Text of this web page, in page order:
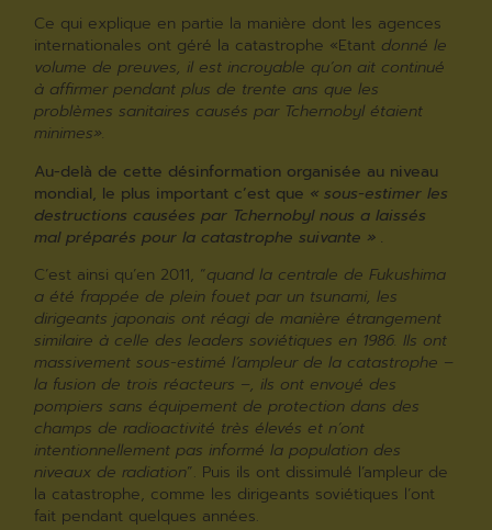
Ce qui explique en partie la manière dont les agences
internationales ont géré la catastrophe «Etant donné le
volume de preuves, il est incroyable qu’on ait continué
à affirmer pendant plus de trente ans que les
problèmes sanitaires causés par Tchernobyl étaient
minimes».
Au-delà de cette désinformation organisée au niveau
mondial, le plus important c’est que « sous-estimer les
destructions causées par Tchernobyl nous a laissés
mal préparés pour la catastrophe suivante » .
C’est ainsi qu’en 2011, “quand la centrale de Fukushima
a été frappée de plein fouet par un tsunami, les
dirigeants japonais ont réagi de manière étrangement
similaire à celle des leaders soviétiques en 1986. Ils ont
massivement sous-estimé l’ampleur de la catastrophe –
la fusion de trois réacteurs –, ils ont envoyé des
pompiers sans équipement de protection dans des
champs de radioactivité très élevés et n’ont
intentionnellement pas informé la population des
niveaux de radiation”. Puis ils ont dissimulé l’ampleur de
la catastrophe, comme les dirigeants soviétiques l’ont
fait pendant quelques années.